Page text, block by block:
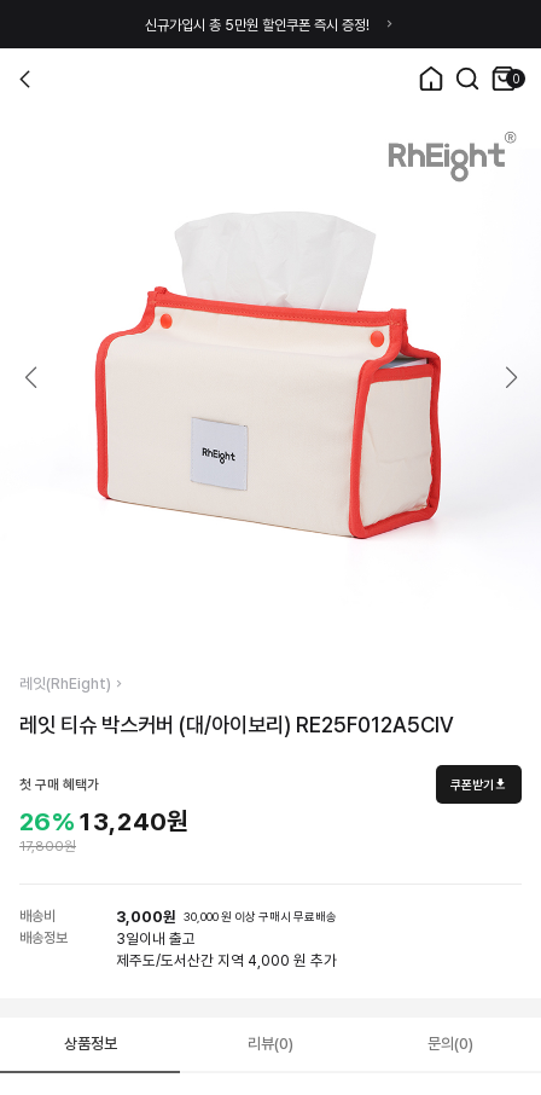
신규가입시 총 5만원 할인쿠폰 즉시 증정!
0
레잇(RhEight)
레잇 티슈 박스커버 (대/아이보리) RE25F012A5CIV
첫 구매 혜택가 쿠폰받기
26% 13,240원
17,800원
배송비 3,000원 30,000 원 이상 구매시 무료배송
배송정보 3일이내 출고
제주도/도서산간 지역 4,000 원 추가
상품정보 리뷰(0) 문의(0)